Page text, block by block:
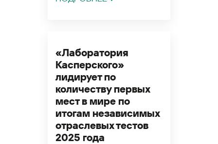
«Лаборатория
Касперского»
лидирует по
количеству первых
мест в мире по
итогам независимых
отраслевых тестов
2025 года